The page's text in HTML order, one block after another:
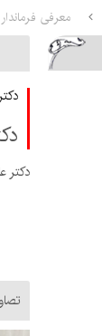
معرفی فرماندار
دکتر